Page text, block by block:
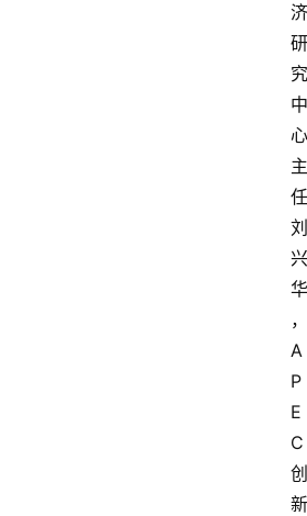
济
研
究
中
心
主
任
刘
兴
华
，
A
P
E
C
创
新